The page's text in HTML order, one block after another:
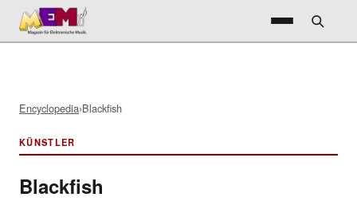
Encyclopedia›Blackfish
KÜNSTLER
Blackfish